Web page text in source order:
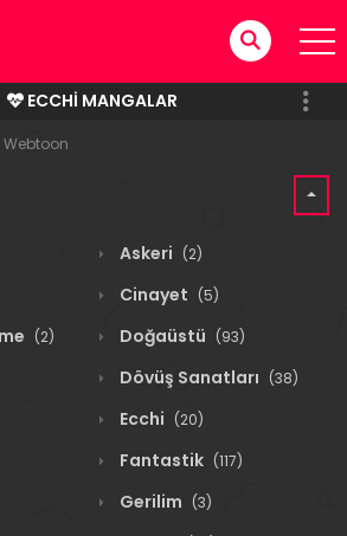
ECCHI MANGALAR
Webtoon
Askeri (2)
Cinayet (5)
(2) Doğaüstü (93)
Dövüş Sanatları (38)
Ecchi (20)
Fantastik (117)
Gerilim (3)